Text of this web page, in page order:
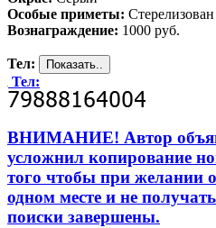
Особые приметы: Стерелизован
Вознаграждение: 1000 руб.
Тел:
Тел:
ВНИМАНИЕ! Автор
усложнил копирование
того чтобы при желании
одном месте и не
поиски завершены.